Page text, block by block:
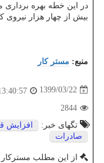
در این خطه بهره
بیش از چهار هزار نیروی
منبع: مستر كار
1399/03/22
2844
تگهای خبر:
افزایش
صادرات
از این مطلب